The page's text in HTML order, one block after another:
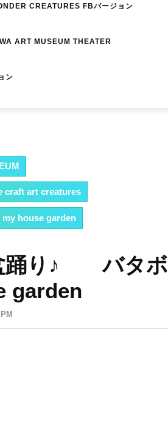
CREATURES FBバージョン
ART MUSEUM THEATER
ン
craft art creatures
house garden
踊り♪ バタボ
garden